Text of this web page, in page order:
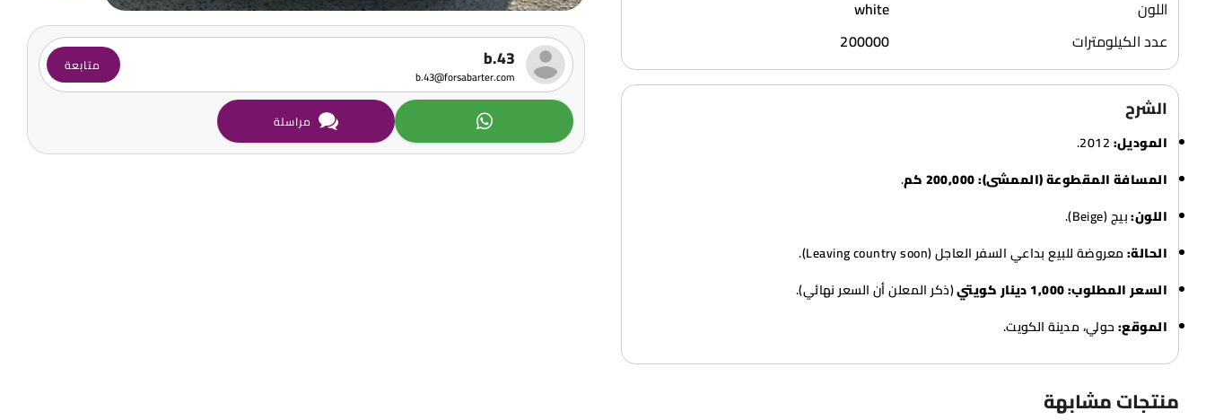
اللون
white
عدد الكيلومترات
200000
الشرح
الموديل:
المسافة المقطوعة (الممشى):200,000 كم
.
اللون:بيج (Beige).
الحالة:معروضة للبيع بداعي السفر العاجل (Leaving country soon).
السعر المطلوب:1,000 دينار كويتي
(ذكر المعلن أن السعر نهائي).
الموقع:حولي، مدينة الكويت.
b.43
b.43@forsabarter.com
متابعة
مراسلة
منتجات مشابهة